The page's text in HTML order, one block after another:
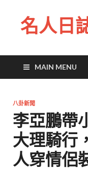
名人日
MAIN MENU
八卦新聞
李亞鵬帶
大理騎行
人穿情侶